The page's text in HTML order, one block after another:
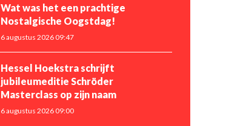
Wat was het een prachtige
Nostalgische Oogstdag!
6 augustus 2026 09:47
Hessel Hoekstra schrijft
jubileumeditie Schröder
Masterclass op zijn naam
6 augustus 2026 09:00